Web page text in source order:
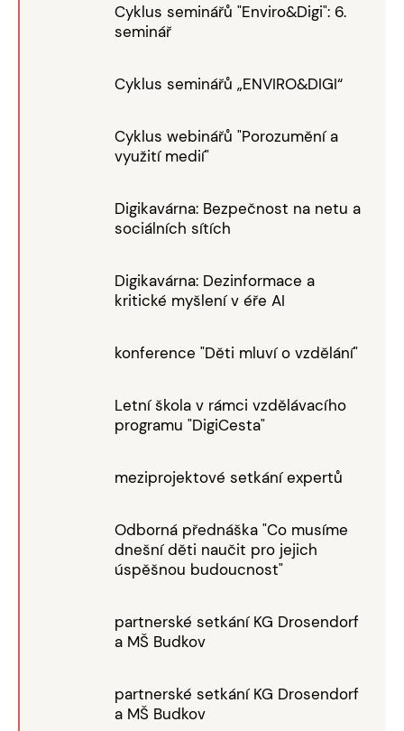
Cyklus seminářů "Enviro&Digi": 6.
seminář
Cyklus seminářů „ENVIRO&DIGI“
Cyklus webinářů "Porozumění a
využití medií"
Digikavárna: Bezpečnost na netu a
sociálních sítích
Digikavárna: Dezinformace a
kritické myšlení v éře AI
konference "Děti mluví o vzdělání"
Letní škola v rámci vzdělávacího
programu "DigiCesta"
meziprojektové setkání expertů
Odborná přednáška "Co musíme
dnešní děti naučit pro jejich
úspěšnou budoucnost"
partnerské setkání KG Drosendorf
a MŠ Budkov
partnerské setkání KG Drosendorf
a MŠ Budkov